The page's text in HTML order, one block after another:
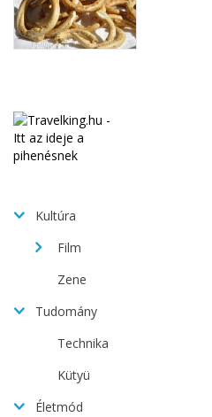
Kultúra
Film
Zene
Tudomány
Technika
Kütyü
Életmód